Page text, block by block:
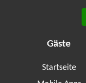
Gäste
Startseite